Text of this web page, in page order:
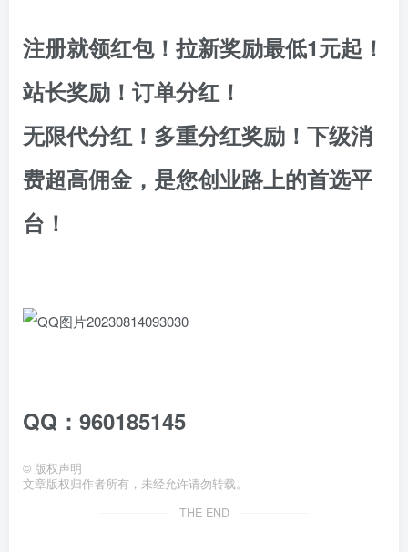
注册就领红包！拉新奖励最低1元起！
站长奖励！订单分红！
无限代分红！多重分红奖励！下级消
费超高佣金，是您创业路上的首选平
台！
QQ：960185145
© 版权声明
文章版权归作者所有，未经允许请勿转载。
THE END